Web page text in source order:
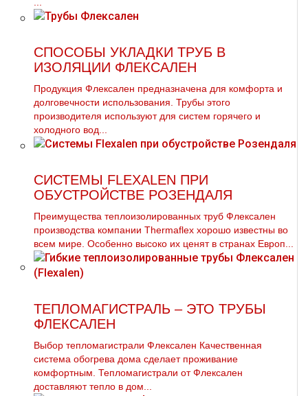
СПОСОБЫ УКЛАДКИ ТРУБ В
ИЗОЛЯЦИИ ФЛЕКСАЛЕН
Продукция Флексален предназначена для комфорта и
долговечности использования. Трубы этого
производителя используют для систем горячего и
холодного вод...
СИСТЕМЫ FLEXALEN ПРИ
ОБУСТРОЙСТВЕ РОЗЕНДАЛЯ
Преимущества теплоизолированных тpуб Флексален
производства компании Thermaflex хорошо известны во
всем мире. Особенно высоко их ценят в странах Европ...
ТЕПЛОМАГИСТРАЛЬ – ЭТО ТРУБЫ
ФЛЕКСАЛЕН
Выбор тепломагистрали Флексален Качественная
система обогрева дома сделает проживание
комфортным. Тепломагистрали от Флексален
доставляют тепло в дом...